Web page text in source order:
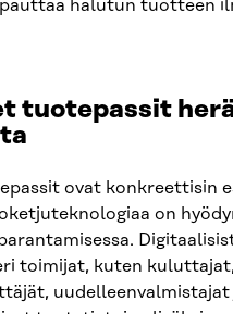
halutun tuotteen
tuotepassit
ovat konkreettisin
on
toimijat, kuten
uudelleenvalmistajat